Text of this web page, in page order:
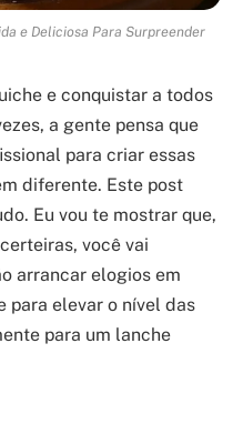
e Deliciosa Para Surpreender
e conquistar a todos
a gente pensa que
para criar essas
diferente. Este post
Eu vou te mostrar que,
você vai
arrancar elogios em
para elevar o nível das
para um lanche